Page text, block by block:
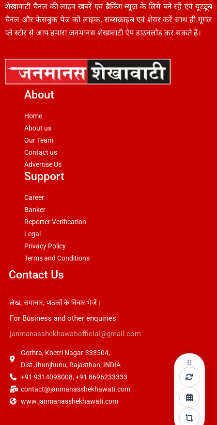
शेखावाटी चैनल की लाइव खबरें एवं ब्रैकिंग न्यूज़ के लिये बने रहें एवं यूट्यूब
चैनल और फेसबुक पेज को लाइक, सब्सक्राइब एवं शेयर करें साथ ही गूगल
प्ले स्टोर से आप हमारा जनमानस शेखावाटी ऐप डाउनलोड कर सकते हैं।
About
Home
About us
Our Team
Contact us
Advertise Us
Support
Career
Banker
Reporter Verification
Legal
Privacy Policy
Terms and Conditions
Contact Us
लेख, समाचार, पाठकों के विचार भेजें।
For Business and other enquiries
janmanasshekhawatiofficial@gmail.com
Gothra, Khetri Nagar-333504,
Dist Jhunjhunu, Rajasthan, INDIA
+91 9314098008, +91 8696233333
contact@janmanasshekhawati.com
www.janmanasshekhawati.com